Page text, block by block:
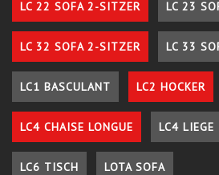
LC 22 SOFA 2-SITZER LC 23
LC 32 SOFA 2-SITZER LC 33
LC1 BASCULANT LC2 HOCKER
LC4 CHAISE LONGUE LC4 LIEGE
LC6 TISCH LOTA SOFA